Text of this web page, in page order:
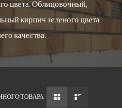
цвета. Облицовочный,
кирпич зеленого цвета
качества.
ТОВАРА